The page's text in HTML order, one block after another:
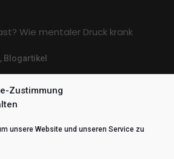
Zustimmung
unsere Website und unseren Service zu
Wie mentaler Druck krank
, Blogartikel